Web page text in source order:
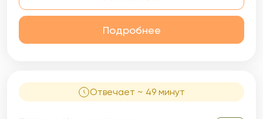
Подробнее
Отвечает ~ 49 минут